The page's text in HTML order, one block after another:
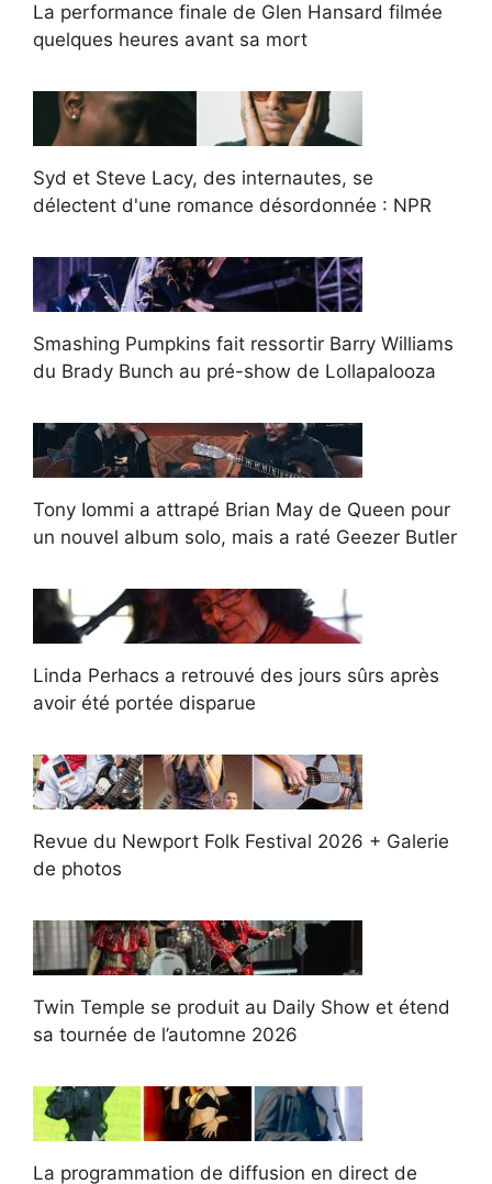
La performance finale de Glen Hansard filmée
quelques heures avant sa mort
Syd et Steve Lacy, des internautes, se
délectent d'une romance désordonnée : NPR
Smashing Pumpkins fait ressortir Barry Williams
du Brady Bunch au pré-show de Lollapalooza
Tony Iommi a attrapé Brian May de Queen pour
un nouvel album solo, mais a raté Geezer Butler
Linda Perhacs a retrouvé des jours sûrs après
avoir été portée disparue
Revue du Newport Folk Festival 2026 + Galerie
de photos
Twin Temple se produit au Daily Show et étend
sa tournée de l’automne 2026
La programmation de diffusion en direct de